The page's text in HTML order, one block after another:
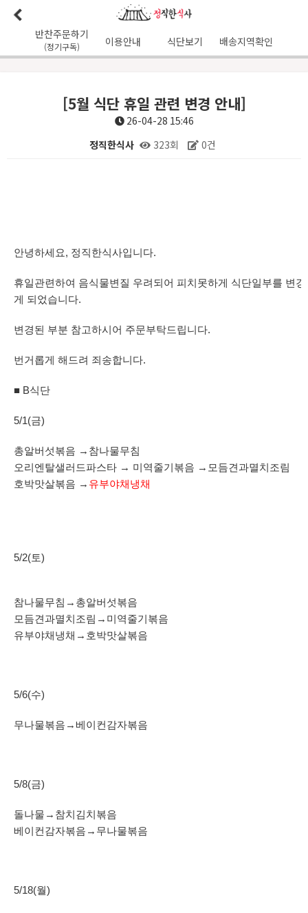
반찬주문하기
(정기구독) 이용안내 식단보기 배송지역확인
1:1문의 공지사항 이달의식단
[5월 식단 휴일 관련 변경 안내]
26-04-28 15:46
정직한식사
323회 0건
안녕하세요, 정직한식사입니다.
휴일관련하여 음식물변질 우려되어 피치못하게 식단일부를 변경
게 되었습니다.
변경된 부분 참고하시어 주문부탁드립니다.
번거롭게 해드려 죄송합니다.
■ B식단
5/1(금)
총알버섯볶음 →참나물무침
오리엔탈샐러드파스타 → 미역줄기볶음 →모듬견과멸치조림
호박맛살볶음 → 유부야채냉채
5/2(토)
참나물무침→총알버섯볶음
모듬견과멸치조림→미역줄기볶음
유부야채냉채→호박맛살볶음
5/6(수)
무나물볶음→베이컨감자볶음
5/8(금)
돌나물→참치김치볶음
베이컨감자볶음→무나물볶음
5/18(월)